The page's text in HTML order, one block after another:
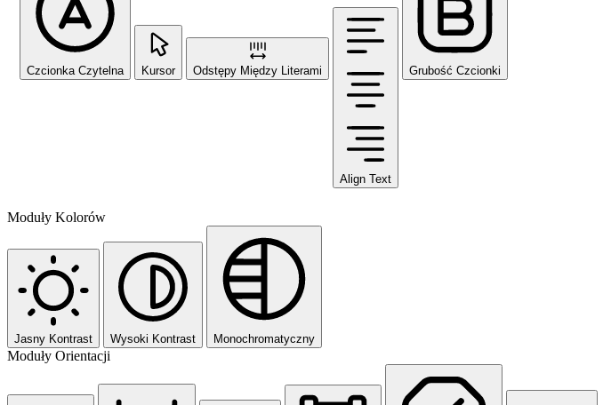
Czcionka Czytelna Kursor Odstępy Między Literami
Align Text
Grubość Czcionki
Moduły Kolorów
Jasny Kontrast Wysoki Kontrast Monochromatyczny
Moduły Orientacji